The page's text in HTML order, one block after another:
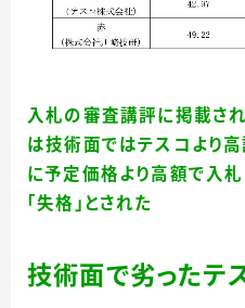
入札の審査講評に掲載さ
は技術面ではテスコより
に予定価格より高額で入
「失格」とされた
技術面で劣ったテ